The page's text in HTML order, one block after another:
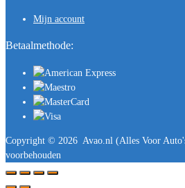
Mijn account
Betaalmethode:
Copyright © 2026 Avao.nl (Alles Voor
voorbehouden